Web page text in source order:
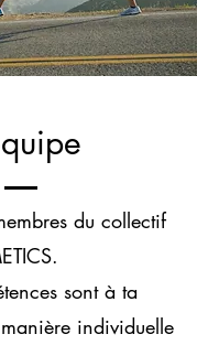
du collectif
sont à ta
individuelle